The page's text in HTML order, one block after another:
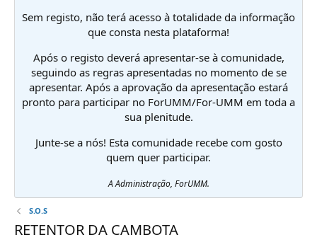
Sem registo, não terá acesso à totalidade da informação
que consta nesta plataforma!
Após o registo deverá apresentar-se à comunidade,
seguindo as regras apresentadas no momento de se
apresentar. Após a aprovação da apresentação estará
pronto para participar no ForUMM/For-UMM em toda a
sua plenitude.
Junte-se a nós! Esta comunidade recebe com gosto
quem quer participar.
A Administração, ForUMM.
S.O.S
RETENTOR DA CAMBOTA